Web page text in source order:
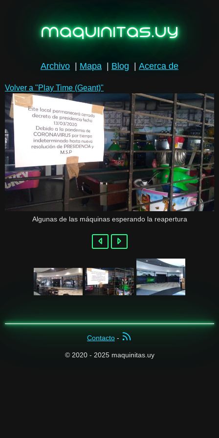
maquinitas.uy
Archivo Mapa Blog Acerca de
Volver a "Play Time (Geant)"
Algunas de las máquinas esperando la reapertura
Contacto -
© 2020 - 2025 maquinitas.uy